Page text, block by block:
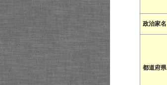
政治家名
都道府県